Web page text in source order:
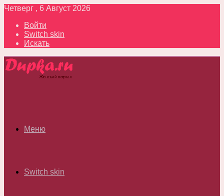
Четверг , 6 Август 2026
Войти
Switch skin
Искать
Меню
Switch skin